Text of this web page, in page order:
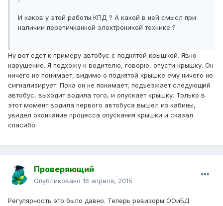
И каков у этой работы КПД ? А какой в ней смысл при
наличии перепичканной электроникой технике ?
Ну вот едет к примеру автобус с поднятой крышкой. Явно
нарушение. Я подхожу к водителю, говорю, опусти крышку. Он
ничего не понимает, видимо о поднятой крышке ему ничего не
сигнализирует. Пока он не понимает, подъезжает следующий
автобус, выходит водила того, и опускает крышку. Только в
этот момент водила первого автобуса вышел из кабины,
увидел окончание процесса опускания крышки и сказал
спасибо.
Проверяющий
Опубликовано 16 апреля, 2015
Регулярность это было давно. Теперь ревизоры ООиБД